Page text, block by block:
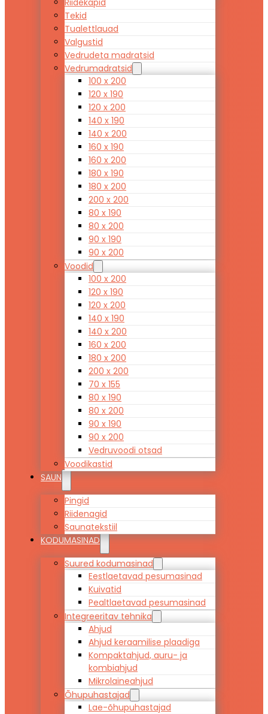
Riidekapid
Tekid
Tualettlauad
Valgustid
Vedrudeta madratsid
Vedrumadratsid
100 x 200
120 x 190
120 x 200
140 x 190
140 x 200
160 x 190
160 x 200
180 x 190
180 x 200
200 x 200
80 x 190
80 x 200
90 x 190
90 x 200
Voodid
100 x 200
120 x 190
120 x 200
140 x 190
140 x 200
160 x 200
180 x 200
200 x 200
70 x 155
80 x 190
80 x 200
90 x 190
90 x 200
Vedruvoodi otsad
Voodikastid
SAUN
Pingid
Riidenagid
Saunatekstiil
KODUMASINAD
Suured kodumasinad
Eestlaetavad pesumasinad
Kuivatid
Pealtlaetavad pesumasinad
Integreeritav tehnika
Ahjud
Ahjud keraamilise plaadiga
Kompaktahjud, auru- ja
kombiahjud
Mikrolaineahjud
Õhupuhastajad
Lae-õhupuhastajad